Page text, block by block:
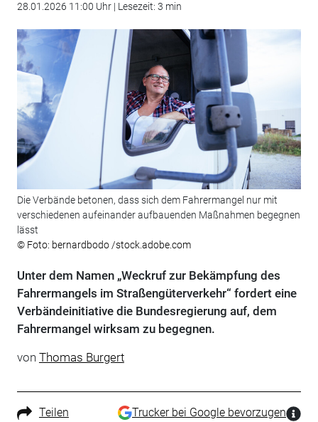
28.01.2026 11:00 Uhr | Lesezeit: 3 min
Die Verbände betonen, dass sich dem Fahrermangel nur mit
verschiedenen aufeinander aufbauenden Maßnahmen begegnen
lässt
© Foto: bernardbodo /stock.adobe.com
Unter dem Namen „Weckruf zur Bekämpfung des
Fahrermangels im Straßengüterverkehr“ fordert eine
Verbändeinitiative die Bundesregierung auf, dem
Fahrermangel wirksam zu begegnen.
von Thomas Burgert
Teilen Trucker bei Google bevorzugen